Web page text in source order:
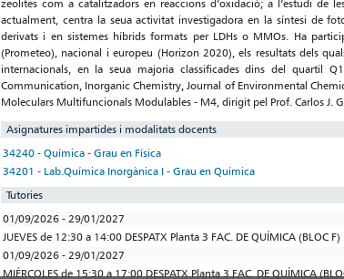
zeolites com a catalitzadors en reaccions d’oxidació; a l’estudi de
actualment, centra la seua activitat investigadora en la síntesi de
derivats i en sistemes híbrids formats per LDHs o MMOs. Ha
(Prometeo), nacional i europeu (Horizon 2020), els resultats dels
internacionals, en la seua majoria classificades dins del quartil
Communication, Inorganic Chemistry, Journal of Environmental
Moleculars Multifuncionals Modulables - M4, dirigit pel Prof. Carlos J.
Asignatures impartides i modalitats docents
34240 - Química - Grau en Física
34201 - Lab.Química Inorgànica I - Grau en Química
Tutories
01/09/2026 - 29/01/2027
JUEVES de 12:30 a 14:00 DESPATX Planta 3 FAC. DE QUÍMICA (BLOC F)
01/09/2026 - 29/01/2027
MIÉRCOLES de 15:30 a 17:00 DESPATX Planta 3 FAC. DE QUÍMICA